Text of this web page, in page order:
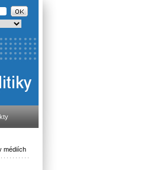
médiích